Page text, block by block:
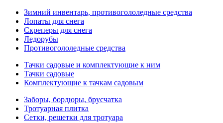
Зимний инвентарь, противогололедные средства
Лопаты для снега
Скреперы для снега
Ледорубы
Противогололедные средства
Тачки садовые и комплектующие к ним
Тачки садовые
Комплектующие к тачкам садовым
Заборы, бордюры, брусчатка
Тротуарная плитка
Сетки, решетки для тротуара